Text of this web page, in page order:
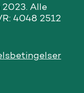
Alle
4048 2512